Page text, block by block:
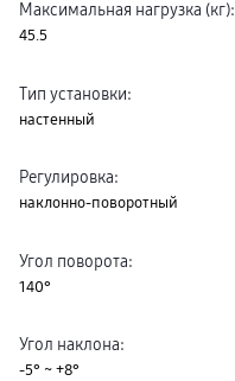
Максимальная нагрузка (кг):
45.5
Тип установки:
настенный
Регулировка:
наклонно-поворотный
Угол поворота:
140°
Угол наклона:
-5° ~ +8°